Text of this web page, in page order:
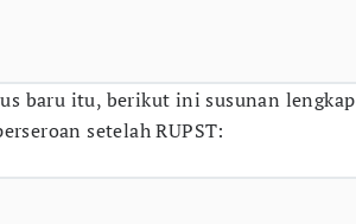
baru itu, berikut ini susunan lengkap
setelah RUPST: